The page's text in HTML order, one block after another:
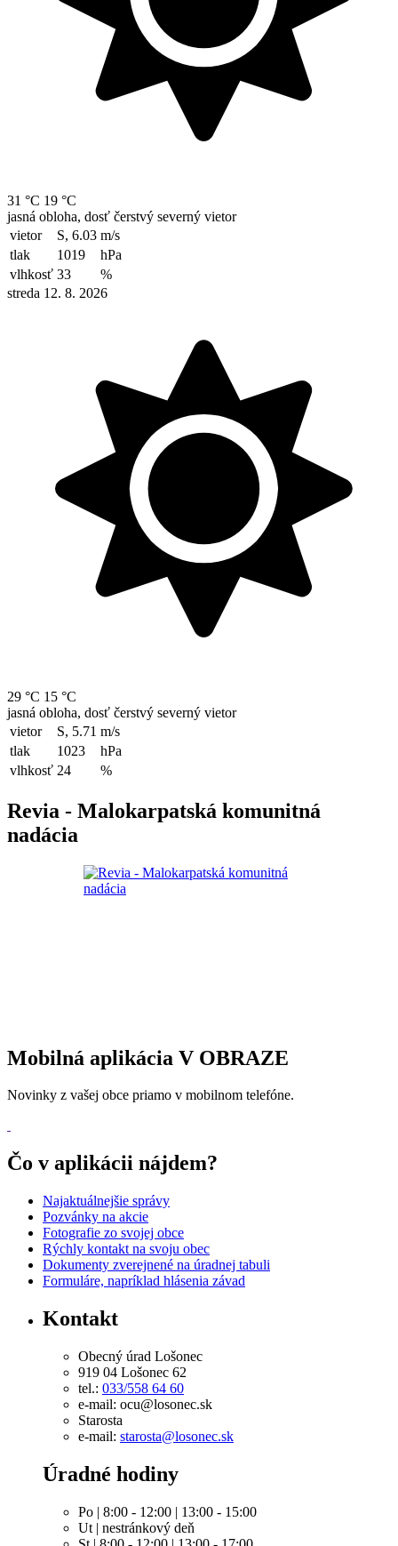
31 °C 19 °C
jasná obloha, dosť čerstvý severný vietor
vietor
S, 6.03 m/s
tlak
1019
hPa
vlhkosť 33
%
streda 12. 8. 2026
29 °C 15 °C
jasná obloha, dosť čerstvý severný vietor
vietor
S, 5.71 m/s
tlak
1023
hPa
vlhkosť 24 %
Revia - Malokarpatská komunitná
nadácia
Mobilná aplikácia V OBRAZE
Novinky z vašej obce priamo v mobilnom telefóne.
Čo v aplikácii nájdem?
Najaktuálnejšie správy
Pozvánky na akcie
Fotografie zo svojej obce
Rýchly kontakt na svoju obec
Dokumenty zverejnené na úradnej tabuli
Formuláre, napríklad hlásenia závad
Kontakt
Obecný úrad Lošonec
919 04 Lošonec 62
tel.: 033/558 64 60
e-mail: ocu@losonec.sk
Starosta
e-mail: starosta@losonec.sk
Úradné hodiny
Po | 8:00 - 12:00 | 13:00 - 15:00
Ut | nestránkový deň